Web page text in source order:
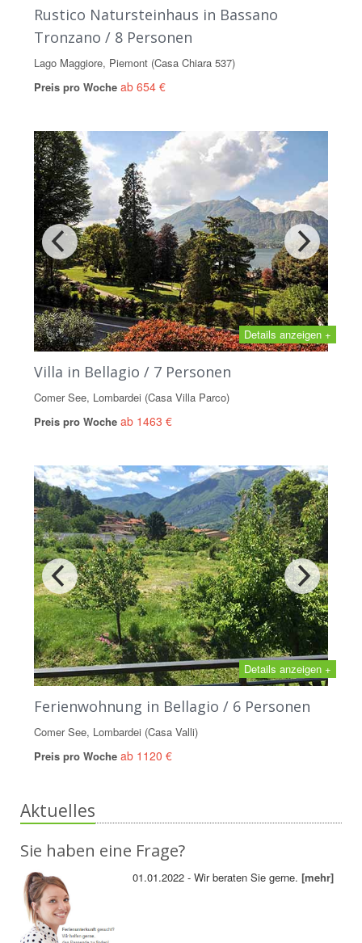
Rustico Natursteinhaus in Bassano
Tronzano / 8 Personen
Lago Maggiore, Piemont (Casa Chiara 537)
Preis pro Woche ab 654 €
Details anzeigen +
Villa in Bellagio / 7 Personen
Comer See, Lombardei (Casa Villa Parco)
Preis pro Woche ab 1463 €
Details anzeigen +
Ferienwohnung in Bellagio / 6 Personen
Comer See, Lombardei (Casa Valli)
Preis pro Woche ab 1120 €
Aktuelles
Sie haben eine Frage?
01.01.2022 - Wir beraten Sie gerne.[mehr]